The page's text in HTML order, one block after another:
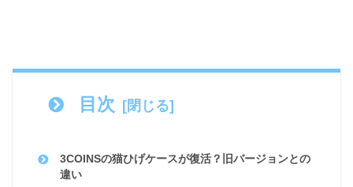
目次
3COINSの猫ひげケースが復活？旧バージョンとの
違い